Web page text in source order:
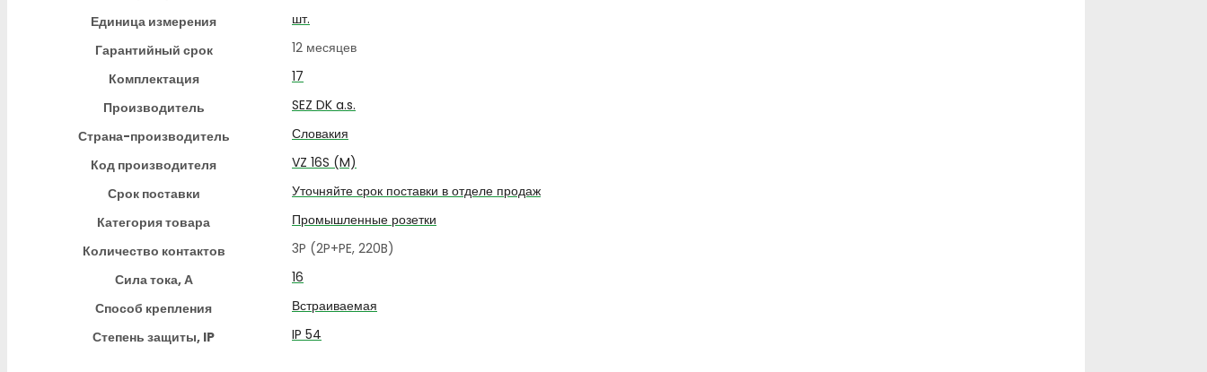
Единица измерения
шт.
Гарантийный срок
12 месяцев
Комплектация
17
Производитель
SEZ DK a.s.
Страна-производитель
Словакия
Код производителя
VZ 16S (M)
Срок поставки
Уточняйте срок поставки в отделе продаж
Категория товара
Промышленные розетки
Количество контактов
3P (2P+PE, 220B)
Сила тока, А
16
Способ крепления
Встраиваемая
Степень защиты, IP
IP 54